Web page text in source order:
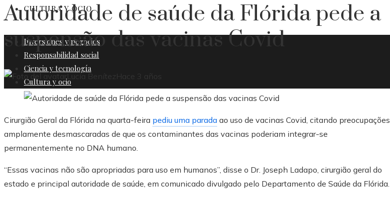
CULTURA Y OCIO
Inversiones y negocios
Responsabilidad social
Ciencia y tecnología
Cultura y ocio
Autoridade de saúde da Flórida pede a
suspensão das vacinas Covid
Lucía Benítez Hace 3 años
Cirurgião Geral da Flórida na quarta-feira pediu uma parada ao uso de vacinas Covid, citando preocupações
amplamente desmascaradas de que os contaminantes das vacinas poderiam integrar-se
permanentemente no DNA humano.
“Essas vacinas não são apropriadas para uso em humanos”, disse o Dr. Joseph Ladapo, cirurgião geral do
estado e principal autoridade de saúde, em comunicado divulgado pelo Departamento de Saúde da Flórida.